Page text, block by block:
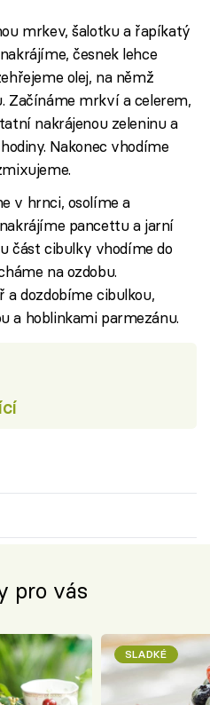
mrkev, šalotku a řapíkatý
česnek lehce
olej, na němž
Začínáme mrkví a celerem,
nakrájenou zeleninu a
Nakonec vhodíme
v hrnci, osolíme a
pancettu a jarní
část cibulky vhodíme do
na ozdobu.
dozdobíme cibulkou,
a hoblinkami parmezánu.
pro vás
SLADKÉ